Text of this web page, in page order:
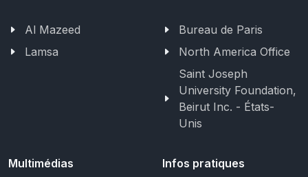
Al Mazeed
Lamsa
Bureau de Paris
North America Office
Saint Joseph
University Foundation,
Beirut Inc. - États-
Unis
Multimédias Infos pratiques